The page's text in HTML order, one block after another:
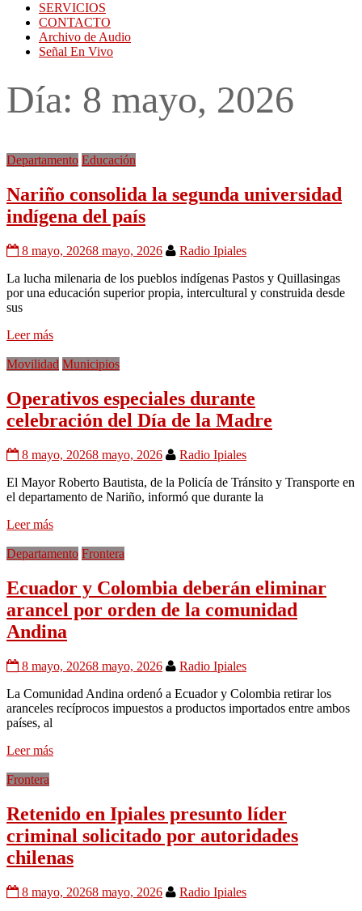
SERVICIOS
CONTACTO
Archivo de Audio
Señal En Vivo
Día: 8 mayo, 2026
Departamento Educación
Nariño consolida la segunda universidad
indígena del país
8 mayo, 20268 mayo, 2026
Radio Ipiales
La lucha milenaria de los pueblos indígenas Pastos y Quillasingas
por una educación superior propia, intercultural y construida desde
sus
Leer más
Movilidad Municipios
Operativos especiales durante
celebración del Día de la Madre
8 mayo, 20268 mayo, 2026
Radio Ipiales
El Mayor Roberto Bautista, de la Policía de Tránsito y Transporte en
el departamento de Nariño, informó que durante la
Leer más
Departamento Frontera
Ecuador y Colombia deberán eliminar
arancel por orden de la comunidad
Andina
8 mayo, 20268 mayo, 2026
Radio Ipiales
La Comunidad Andina ordenó a Ecuador y Colombia retirar los
aranceles recíprocos impuestos a productos importados entre ambos
países, al
Leer más
Frontera
Retenido en Ipiales presunto líder
criminal solicitado por autoridades
chilenas
8 mayo, 20268 mayo, 2026
Radio Ipiales